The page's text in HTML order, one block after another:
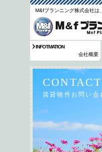
M&fプランニング株式会社は
賃貸物件お問い合
会社概要
INFOTMATION